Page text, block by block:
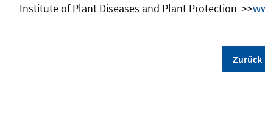
Institute of Plant Diseases and Plant Protection >>
Zurück